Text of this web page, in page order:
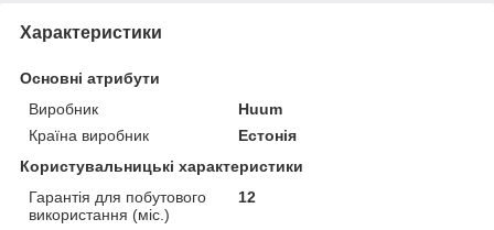
Характеристики
Основні атрибути
Виробник
Huum
Країна виробник
Естонія
Користувальницькі характеристики
Гарантія для побутового
використання (міс.)
12